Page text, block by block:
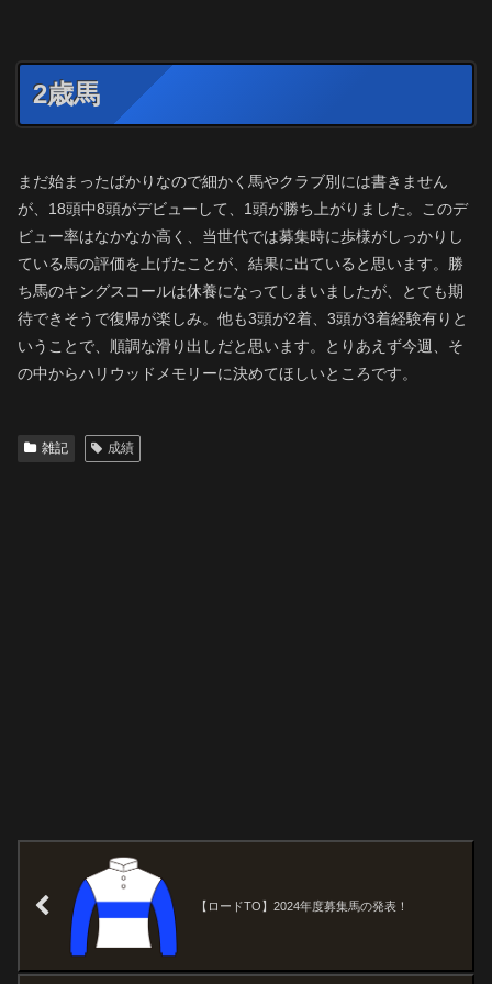
2歳馬
まだ始まったばかりなので細かく馬やクラブ別には書きません
が、18頭中8頭がデビューして、1頭が勝ち上がりました。このデ
ビュー率はなかなか高く、当世代では募集時に歩様がしっかりし
ている馬の評価を上げたことが、結果に出ていると思います。勝
ち馬のキングスコールは休養になってしまいましたが、とても期
待できそうで復帰が楽しみ。他も3頭が2着、3頭が3着経験有りと
いうことで、順調な滑り出しだと思います。とりあえず今週、そ
の中からハリウッドメモリーに決めてほしいところです。
雑記 成績
【ロードTO】2024年度募集馬の発表！